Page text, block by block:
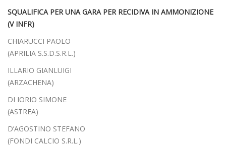
SQUALIFICA PER UNA GARA PER RECIDIVA IN AMMONIZIONE
(V INFR)
CHIARUCCI PAOLO
(APRILIA S.S.D.S.R.L.)
ILLARIO GIANLUIGI
(ARZACHENA)
DI IORIO SIMONE
(ASTREA)
D’AGOSTINO STEFANO
(FONDI CALCIO S.R.L.)